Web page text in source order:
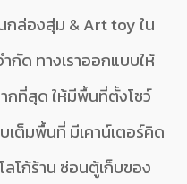
ล่องสุ่ม & Art toy ใน
กัด ทางเราออกแบบให้
กที่สุด ให้มีพื้นที่ตั้งโชว์
เต็มพื้นที่ มีเคาน์เตอร์คิด
โก้ร้าน ซ่อนตู้เก็บของ